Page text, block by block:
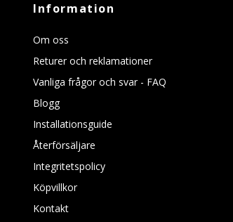
Information
Om oss
Returer och reklamationer
Vanliga frågor och svar - FAQ
Blogg
Installationsguide
Återförsäljare
Integritetspolicy
Köpvillkor
Kontakt